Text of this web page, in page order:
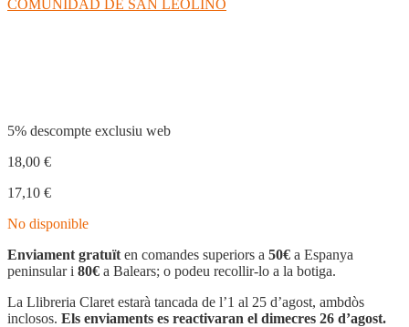
COMUNIDAD DE SAN LEOLINO
5% descompte exclusiu web
18,00 €
17,10 €
No disponible
Enviament gratuït en comandes superiors a 50€ a Espanya
peninsular i 80€ a Balears; o podeu recollir-lo a la botiga.
La Llibreria Claret estarà tancada de l’1 al 25 d’agost, ambdòs
inclosos. Els enviaments es reactivaran el dimecres 26 d’agost.